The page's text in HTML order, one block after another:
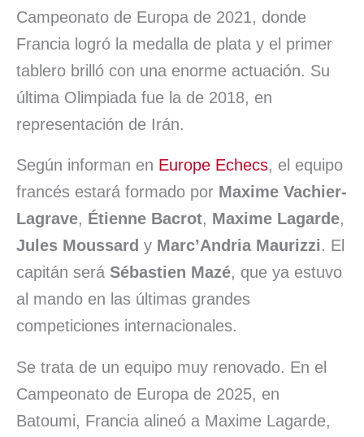
Campeonato de Europa de 2021, donde
Francia logró la medalla de plata y el primer
tablero brilló con una enorme actuación. Su
última Olimpiada fue la de 2018, en
representación de Irán.
Según informan en Europe Echecs, el equipo
francés estará formado por Maxime Vachier-
Lagrave, Étienne Bacrot, Maxime Lagarde,
Jules Moussard y Marc’Andria Maurizzi. El
capitán será Sébastien Mazé, que ya estuvo
al mando en las últimas grandes
competiciones internacionales.
Se trata de un equipo muy renovado. En el
Campeonato de Europa de 2025, en
Batoumi, Francia alineó a Maxime Lagarde,